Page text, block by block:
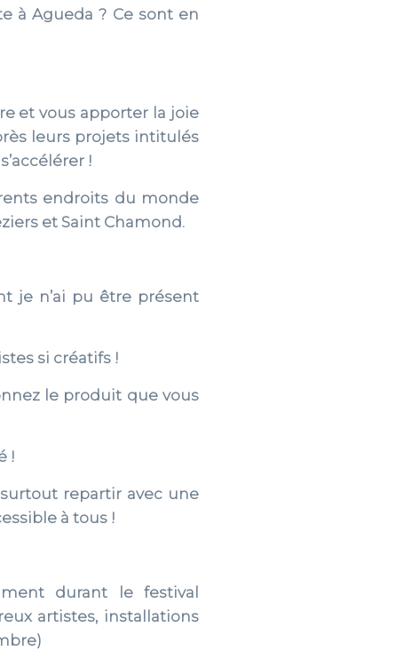
à Agueda ? Ce sont en
et vous apporter la joie
leurs projets intitulés
!
endroits du monde
et Saint Chamond.
je n’ai pu être présent
si créatifs !
le produit que vous
!
repartir avec une
à tous !
durant le festival
artistes, installations